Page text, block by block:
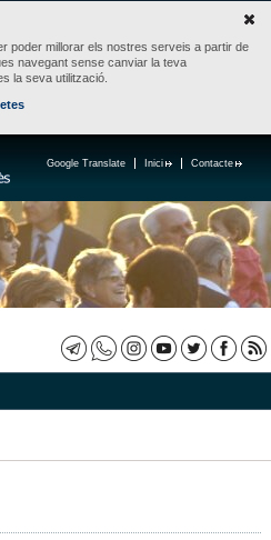
poder millorar els nostres serveis a partir de
navegant sense canviar la teva
la seva utilització.
Contacte
Inici
Google Translate